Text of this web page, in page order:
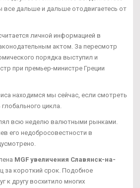
все дальше и дальше отодвигаетесь от
личной информацией в
актом. За пересмотр
порядка выступил и
при премьер-министре Греции
находимся мы сейчас, если смотреть
цикла.
всю неделю валютными рынками.
его недобросовестности в
MGF увеличения Славянск-на-
за короткий срок. Подобное
к другу восхитило многих